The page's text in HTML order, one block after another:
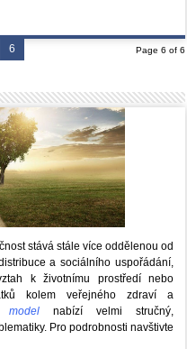
Page 6 of 6
6
stává stále více oddělenou od
a sociálního uspořádání,
k životnímu prostředí nebo
kolem veřejného zdraví a
model nabízí velmi stručný,
Pro podrobnosti navštivte